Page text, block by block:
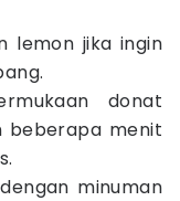
lemon jika ingin
donat
beberapa menit
dengan minuman